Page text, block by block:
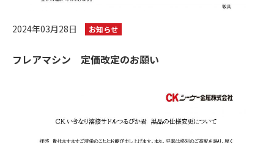
2024年03月28日 お知らせ
フレアマシン 定価改定のお願い